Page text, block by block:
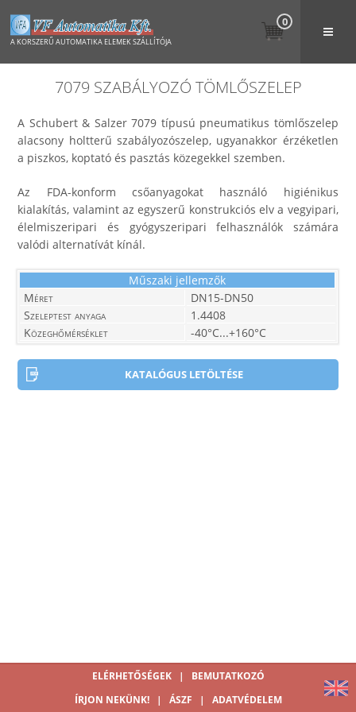
A KORSZERŰ AUTOMATIKA ELEMEK SZÁLLÍTÓJA
0
7079 SZABÁLYOZÓ TÖMLŐSZELEP
A Schubert & Salzer 7079 típusú pneumatikus tömlőszelep
alacsony holtterű szabályozószelep, ugyanakkor érzéketlen
a piszkos, koptató és pasztás közegekkel szemben.
Az FDA-konform csőanyagokat használó higiénikus
kialakítás, valamint az egyszerű konstrukciós elv a vegyipari,
élelmiszeripari és gyógyszeripari felhasználók számára
valódi alternatívát kínál.
Műszaki jellemzők
Méret
DN15-DN50
Szeleptest anyaga
1.4408
Közeghőmérséklet
-40°C...+160°C
KATALÓGUS LETÖLTÉSE
ELÉRHETŐSÉGEK |
BEMUTATKOZÓ
ÍRJON NEKÜNK!
| ÁSZF | ADATVÉDELEM